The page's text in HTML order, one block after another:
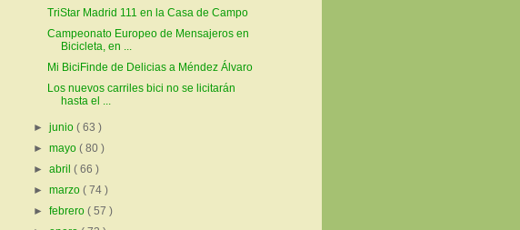
TriStar Madrid 111 en la Casa de Campo
Campeonato Europeo de Mensajeros en
Bicicleta, en ...
Mi BiciFinde de Delicias a Méndez Álvaro
Los nuevos carriles bici no se licitarán
hasta el ...
►junio( 63 )
►mayo( 80 )
►abril( 66 )
►marzo( 74 )
►febrero( 57 )